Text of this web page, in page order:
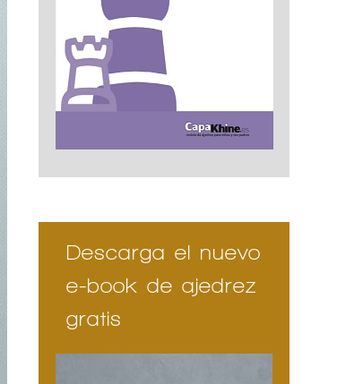
Descarga el nuevo
e-book de ajedrez
gratis